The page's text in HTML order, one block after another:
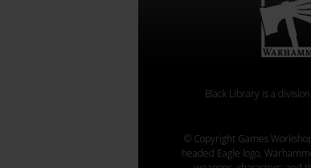
Black Library is a
© Copyright Games
headed Eagle logo,